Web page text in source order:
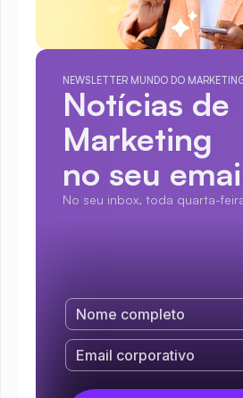
NEWSLETTER MUNDO DO
Notícias de
Marketing
no seu
No seu inbox, toda quarta-